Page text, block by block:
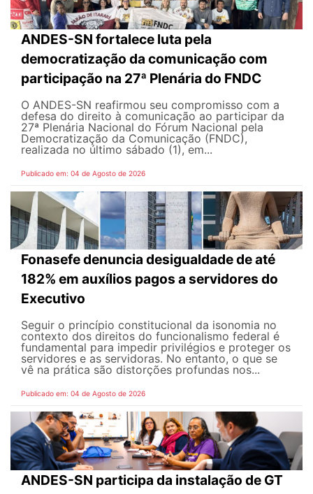
ANDES-SN fortalece luta pela
democratização da comunicação com
participação na 27ª Plenária do FNDC
O ANDES-SN reafirmou seu compromisso com a
defesa do direito à comunicação ao participar da
27ª Plenária Nacional do Fórum Nacional pela
Democratização da Comunicação (FNDC),
realizada no último sábado (1), em...
Publicado em: 04 de Agosto de 2026
Fonasefe denuncia desigualdade de até
182% em auxílios pagos a servidores do
Executivo
Seguir o princípio constitucional da isonomia no
contexto dos direitos do funcionalismo federal é
fundamental para impedir privilégios e proteger os
servidores e as servidoras. No entanto, o que se
vê na prática são distorções profundas nos...
Publicado em: 04 de Agosto de 2026
ANDES-SN participa da instalação de GT